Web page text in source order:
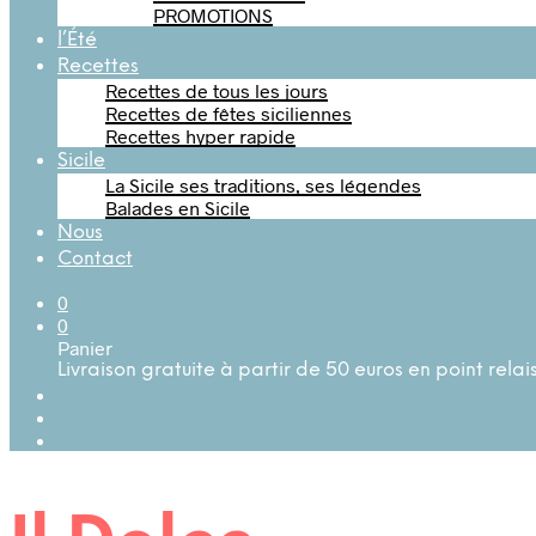
PROMOTIONS
l’Été
Recettes
Recettes de tous les jours
Recettes de fêtes siciliennes
Recettes hyper rapide
Sicile
La Sicile ses traditions, ses légendes
Balades en Sicile
Nous
Contact
0
0
Panier
Livraison gratuite à partir de 50 euros en point